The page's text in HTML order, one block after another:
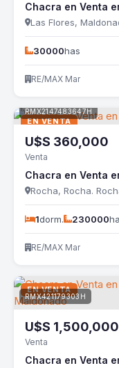
Las Flores,
30000has
RE/MAX Mar
EN VENTA
RMX2147483647H
U$S 360,000
Venta
Chacra en Venta
Rocha, Rocha.
1dorm. 230000
RE/MAX Mar
EN VENTA
RMX421179303H
U$S 1,500,000
Venta